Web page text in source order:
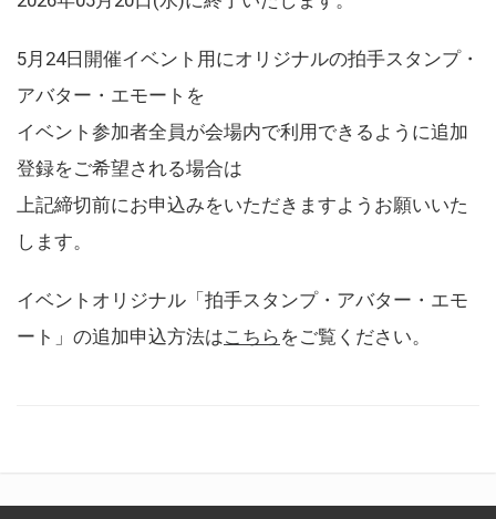
5月24日開催イベント用にオリジナルの拍手スタンプ・
アバター・エモートを
イベント参加者全員が会場内で利用できるように追加
登録をご希望される場合は
上記締切前にお申込みをいただきますようお願いいた
します。
イベントオリジナル「拍手スタンプ・アバター・エモ
ート」の追加申込方法はこちら をご覧ください。